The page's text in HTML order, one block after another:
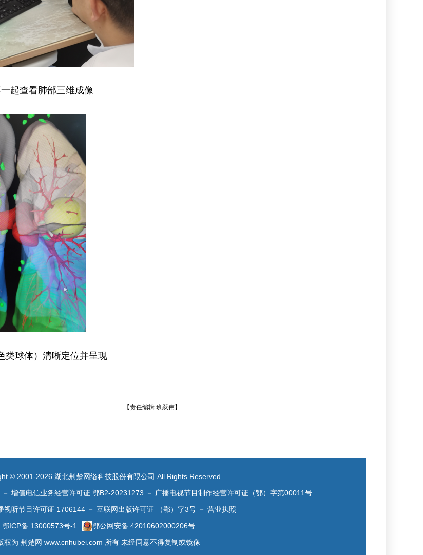
起查看肺部三维成像
类球体）清晰定位并呈现
【责任编辑:班跃伟】
© 2001-2026 湖北荆楚网络科技股份有限公司 All Rights Reserved
－ 增值电信业务经营许可证 鄂B2-20231273 －
广播电视节目制作经营许可证（鄂）字第00011号
视听节目许可证 1706144 － 互联网出版许可证 （鄂）字3号 － 营业执照
鄂ICP备 13000573号-1
鄂公网安备 42010602000206号
权为 荆楚网 www.cnhubei.com 所有 未经同意不得复制或镜像